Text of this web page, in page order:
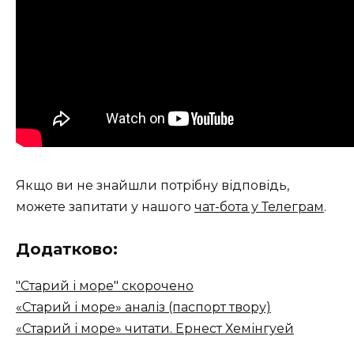
Якщо ви не знайшли потрібну відповідь,
можете запитати у нашого чат-бота у Телеграм.
Додатково:
"Старий і море" скорочено
«Старий і море» аналіз (паспорт твору)
«Старий і море» читати. Ернест Хемінгуей